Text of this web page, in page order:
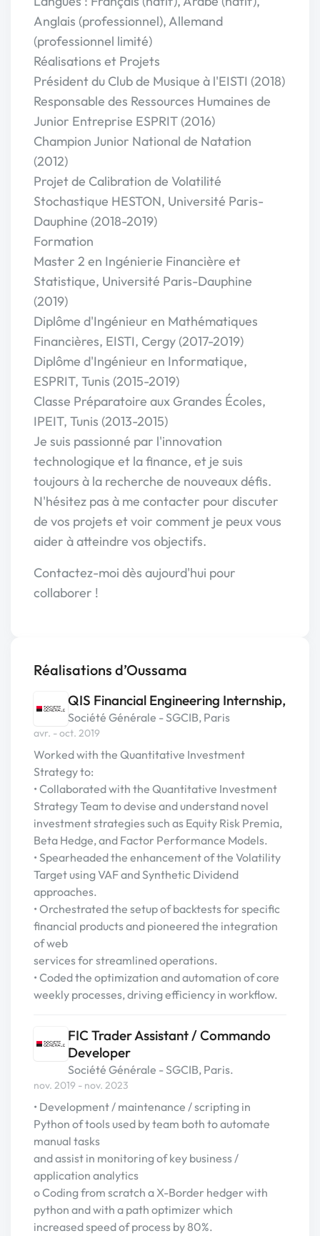
Anglais (professionnel), Allemand
(professionnel limité)
Réalisations et Projets
Président du Club de Musique à l'EISTI (2018)
Responsable des Ressources Humaines de
Junior Entreprise ESPRIT (2016)
Champion Junior National de Natation
(2012)
Projet de Calibration de Volatilité
Stochastique HESTON, Université Paris-
Dauphine (2018-2019)
Formation
Master 2 en Ingénierie Financière et
Statistique, Université Paris-Dauphine
(2019)
Diplôme d'Ingénieur en Mathématiques
Financières, EISTI, Cergy (2017-2019)
Diplôme d'Ingénieur en Informatique,
ESPRIT, Tunis (2015-2019)
Classe Préparatoire aux Grandes Écoles,
IPEIT, Tunis (2013-2015)
Je suis passionné par l'innovation
technologique et la finance, et je suis
toujours à la recherche de nouveaux défis.
N'hésitez pas à me contacter pour discuter
de vos projets et voir comment je peux vous
aider à atteindre vos objectifs.
Contactez-moi dès aujourd'hui pour
collaborer !
Réalisations d’Oussama
QIS Financial Engineering Internship,
Société Générale - SGCIB, Paris
avr. - oct. 2019
Worked with the Quantitative Investment
Strategy to:
• Collaborated with the Quantitative Investment
Strategy Team to devise and understand novel
investment strategies such as Equity Risk Premia,
Beta Hedge, and Factor Performance Models.
• Spearheaded the enhancement of the Volatility
Target using VAF and Synthetic Dividend
approaches.
• Orchestrated the setup of backtests for specific
financial products and pioneered the integration
of web
services for streamlined operations.
• Coded the optimization and automation of core
weekly processes, driving efficiency in workflow.
FIC Trader Assistant / Commando
Developer
Société Générale - SGCIB, Paris.
nov. 2019 - nov. 2023
• Development / maintenance / scripting in
Python of tools used by team both to automate
manual tasks
and assist in monitoring of key business /
application analytics
o Coding from scratch a X-Border hedger with
python and with a path optimizer which
increased speed of process by 80%.